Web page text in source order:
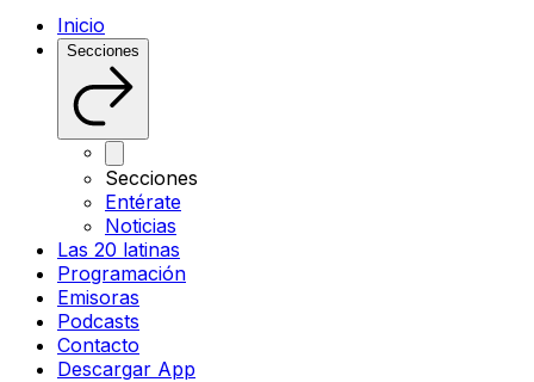
Inicio
Secciones
Secciones
Entérate
Noticias
Las 20 latinas
Programación
Emisoras
Podcasts
Contacto
Descargar App